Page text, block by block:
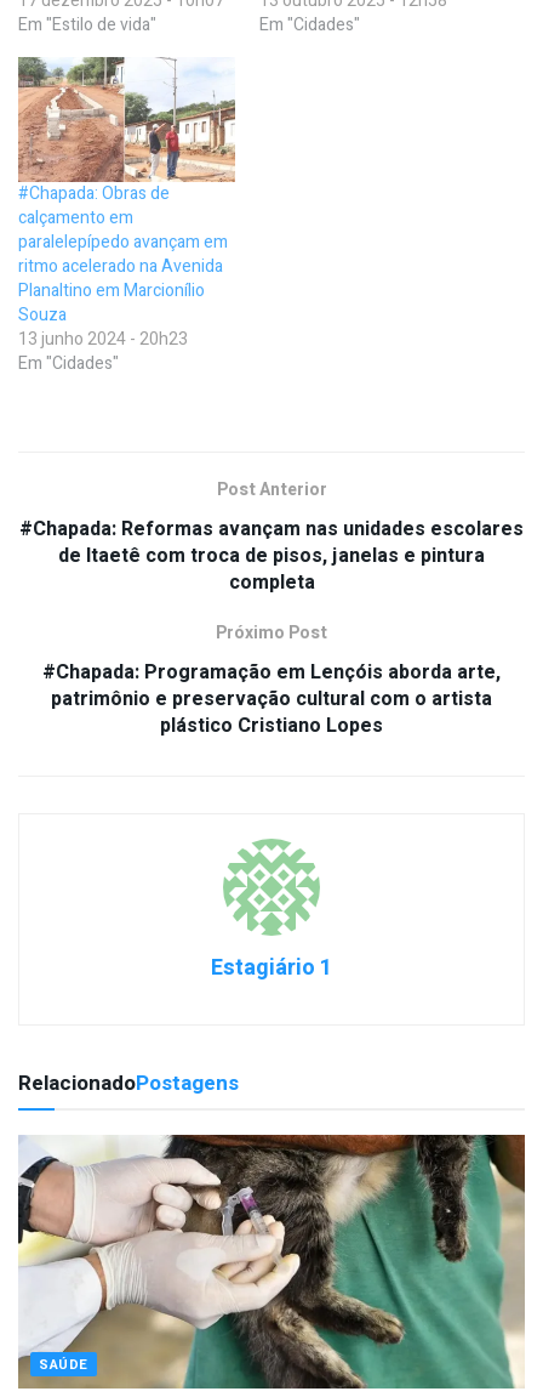
Em "Estilo de vida"
Em "Cidades"
#Chapada: Obras de
calçamento em
paralelepípedo avançam em
ritmo acelerado na Avenida
Planaltino em Marcionílio
Souza
13 junho 2024 - 20h23
Em "Cidades"
Post Anterior
#Chapada: Reformas avançam nas unidades escolares
de Itaetê com troca de pisos, janelas e pintura
completa
Próximo Post
#Chapada: Programação em Lençóis aborda arte,
patrimônio e preservação cultural com o artista
plástico Cristiano Lopes
Estagiário 1
RelacionadoPostagens
SAÚDE